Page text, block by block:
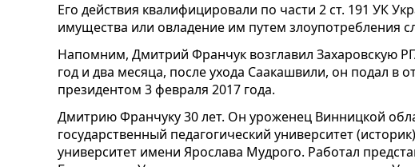
Его действия квалифицировали по части 2 ст. 191 УК
имущества или овладение им путем злоупотребления
Напомним, Дмитрий Франчук возглавил Захаровскую
год и два месяца, после ухода Саакашвили, он подал в
президентом 3 февраля 2017 года.
Дмитрию Франчуку 30 лет. Он уроженец Винницкой
государственный педагогический университет
университет имени Ярослава Мудрого. Работал